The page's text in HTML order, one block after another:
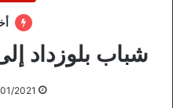
شباب بلوزداد
2021